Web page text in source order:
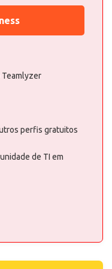
Teamlyzer
perfis gratuitos
de TI em